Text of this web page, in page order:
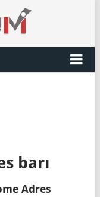
barı
Adres